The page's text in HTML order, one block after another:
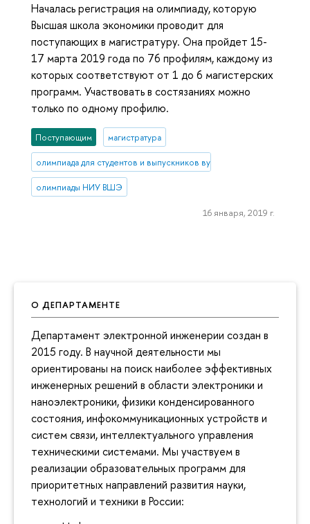
О ДЕПАРТАМЕНТЕ
Департамент электронной инженерии создан в
2015 году. В научной деятельности мы
ориентированы на поиск наиболее эффективных
инженерных решений в области электроники и
наноэлектроники, физики конденсированного
состояния, инфокоммуникационных устройств и
систем связи, интеллектуального управления
техническими системами. Мы участвуем в
реализации образовательных программ для
приоритетных направлений развития науки,
технологий и техники в России:
Началась регистрация на олимпиаду, которую
Высшая школа экономики проводит для
поступающих в магистратуру. Она пройдет 15-
17 марта 2019 года по 76 профилям, каждому из
которых соответствуют от 1 до 6 магистерских
программ. Участвовать в состязаниях можно
только по одному профилю.
Поступающим магистратура
олимпиада для студентов и выпускников вузов
олимпиады НИУ ВШЭ
16 января, 2019 г.